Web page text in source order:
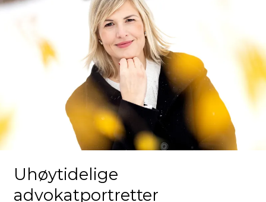
Uhøytidelige
advokatportretter